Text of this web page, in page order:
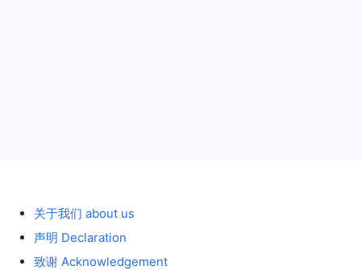
关于我们 about us
声明 Declaration
致谢 Acknowledgement